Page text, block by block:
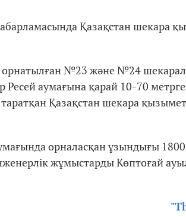
Қазақстан шекара
№23 және №24
аумағына қарай 10-70
Қазақстан шекара
орналасқан ұзындығы
жұмыстарды Көптоғай